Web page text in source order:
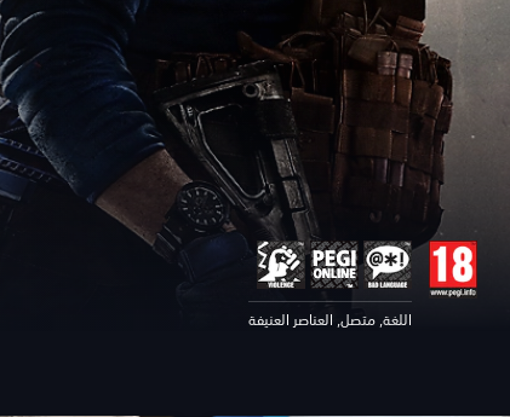
اللغة, متصل, العناصر العنيفة